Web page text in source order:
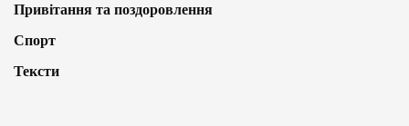
Привітання та поздоровлення
Спорт
Тексти